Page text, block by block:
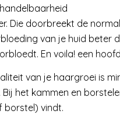
Die doorbreekt de
van je huid beter
En voila! een
van je haargroei is
het kammen en
borstel) vindt.